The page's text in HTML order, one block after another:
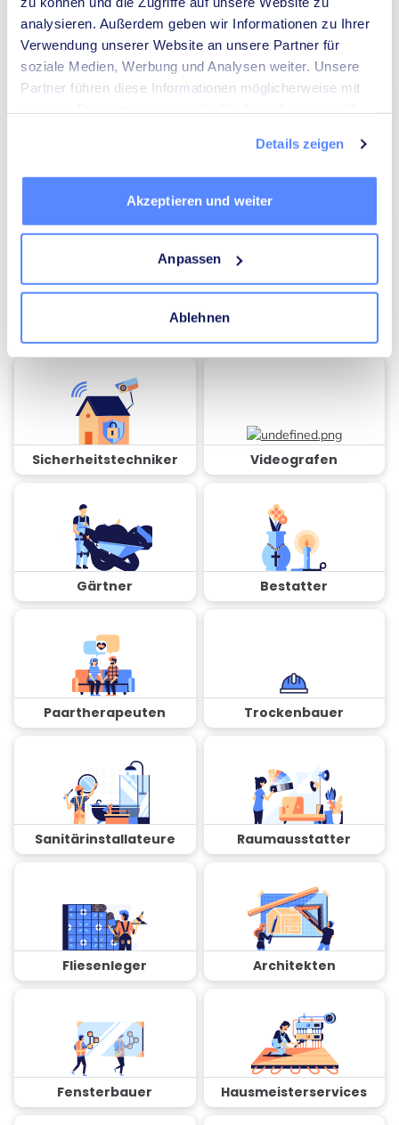
analysieren. Außerdem geben wir Informationen zu Ihrer
Verwendung unserer Website an unsere Partner für
soziale Medien, Werbung und Analysen weiter. Unsere
Partner führen diese Informationen möglicherweise mit
Details zeigen
Akzeptieren und weiter
Anpassen
Ablehnen
Umzugsunternehmen Heizungsbauer
Elektriker Mediatoren
Sicherheitstechniker Videografen
Gärtner Bestatter
Paartherapeuten Trockenbauer
Sanitärinstallateure Raumausstatter
Fliesenleger Architekten
Fensterbauer Hausmeisterservices